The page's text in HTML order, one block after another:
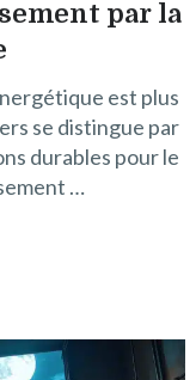
par la
est plus
se distingue par
durables pour le
…